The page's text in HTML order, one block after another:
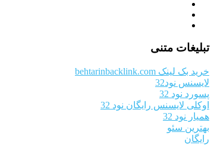
تبلیغات متنی
خرید بک لینک behtarinbacklink.com
لایسنس نود32
پسورد نود 32
اوکلی لایسنس رایگان نود 32
همیار نود 32
بهترین سئو
رایگان